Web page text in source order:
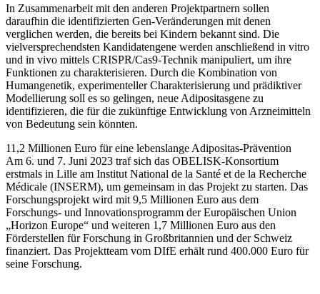
In Zusammenarbeit mit den anderen Projektpartnern sollen
daraufhin die identifizierten Gen-Veränderungen mit denen
verglichen werden, die bereits bei Kindern bekannt sind. Die
vielversprechendsten Kandidatengene werden anschließend in vitro
und in vivo mittels CRISPR/Cas9-Technik manipuliert, um ihre
Funktionen zu charakterisieren. Durch die Kombination von
Humangenetik, experimenteller Charakterisierung und prädiktiver
Modellierung soll es so gelingen, neue Adipositasgene zu
identifizieren, die für die zukünftige Entwicklung von Arzneimitteln
von Bedeutung sein könnten.
11,2 Millionen Euro für eine lebenslange Adipositas-Prävention
Am 6. und 7. Juni 2023 traf sich das OBELISK-Konsortium
erstmals in Lille am Institut National de la Santé et de la Recherche
Médicale (INSERM), um gemeinsam in das Projekt zu starten. Das
Forschungsprojekt wird mit 9,5 Millionen Euro aus dem
Forschungs- und Innovationsprogramm der Europäischen Union
„Horizon Europe“ und weiteren 1,7 Millionen Euro aus den
Förderstellen für Forschung in Großbritannien und der Schweiz
finanziert. Das Projektteam vom DIfE erhält rund 400.000 Euro für
seine Forschung.